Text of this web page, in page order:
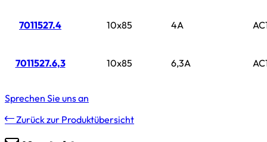
7011527.4 10x85 4A
7011527.6,3 10x85 6,3A
Sprechen Sie uns an
Zurück zur Produktübersicht